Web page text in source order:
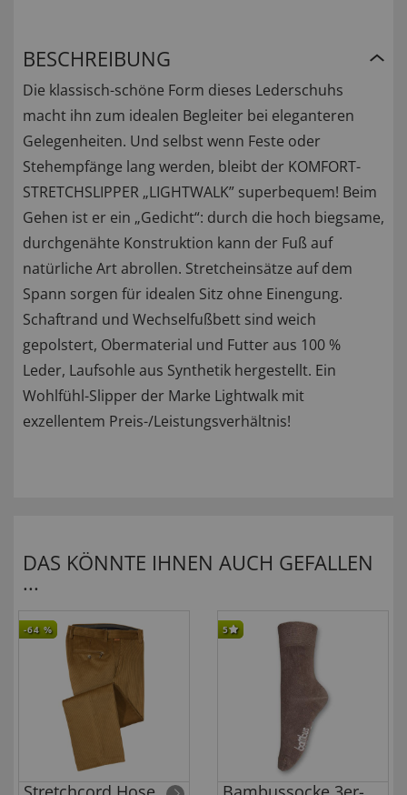
BESCHREIBUNG
Die klassisch-schöne Form dieses Lederschuhs
macht ihn zum idealen Begleiter bei eleganteren
Gelegenheiten. Und selbst wenn Feste oder
Stehempfänge lang werden, bleibt der KOMFORT-
STRETCHSLIPPER „LIGHTWALK” superbequem! Beim
Gehen ist er ein „Gedicht“: durch die hoch biegsame,
durchgenähte Konstruktion kann der Fuß auf
natürliche Art abrollen. Stretcheinsätze auf dem
Spann sorgen für idealen Sitz ohne Einengung.
Schaftrand und Wechselfußbett sind weich
gepolstert, Obermaterial und Futter aus 100 %
Leder, Laufsohle aus Synthetik hergestellt. Ein
Wohlfühl-Slipper der Marke Lightwalk mit
exzellentem Preis-/Leistungsverhältnis!
DAS KÖNNTE IHNEN AUCH GEFALLEN
...
-64 % 5